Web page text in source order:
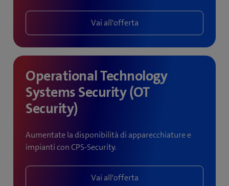
Vai all'offerta
Operational Technology
Systems Security (OT
Security)
Aumentate la disponibilità di apparecchiature e
impianti con CPS-Security.
Vai all'offerta